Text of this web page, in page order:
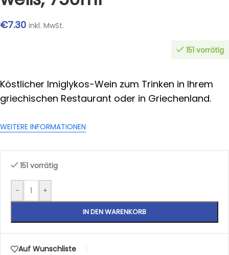
€7.30 inkl. MwSt.
151 vorrätig
Köstlicher Imiglykos-Wein zum Trinken in Ihrem
griechischen Restaurant oder in Griechenland.
WEITERE INFORMATIONEN
151 vorrätig
- +
IN DEN WARENKORB
Auf Wunschliste